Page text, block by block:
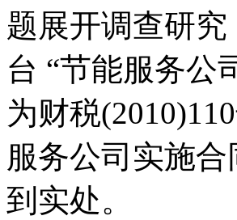
题展开调查研
台 “节能服务公
为财税
服务公司实施
到实处。